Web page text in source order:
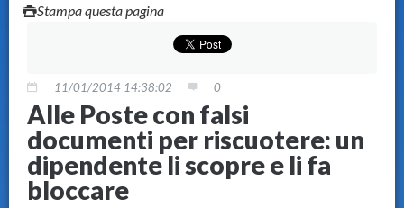
Stampa questa pagina
11/01/2014 14:38:02 0
Alle Poste con falsi
documenti per riscuotere: un
dipendente li scopre e li fa
bloccare